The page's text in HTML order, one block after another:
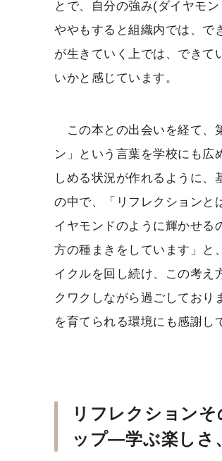
とで、自分の強み(ダイヤモ
ややもすると組織内では、で
が生きていく上では、できて
いかと感じています。
この本との出会いを経て、
ン」という言葉を学校にも広
しめる状況が作れるように、
の中で、「リフレクションと
イヤモンドのように輝かせる
方の種まきをしています」と
イクルを回し続け、この考え
クワクしながら過ごしており
を育てられる環境にも感謝し
リフレクション
ップ—学ぶ楽しさ